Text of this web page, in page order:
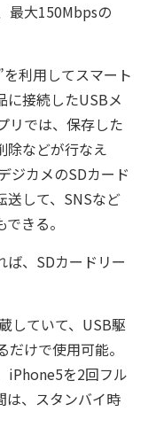
最大150Mbpsの
利用してスマート
に接続したUSBメ
リでは、保存した
除などが行なえ
ジカメのSDカード
送して、SNSなど
きる。
、SDカードリー
していて、USB駆
けで使用可能。
iPhone5を2回フル
は、スタンバイ時